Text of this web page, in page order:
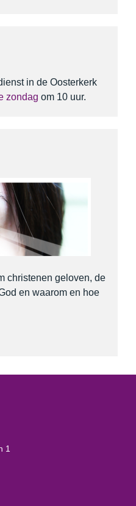
in de Oosterkerk
zondag om 10 uur.
christenen geloven, de
en waarom en hoe
1